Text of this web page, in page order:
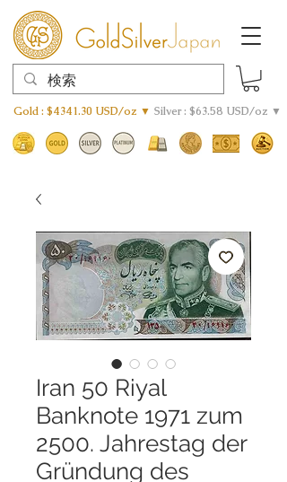
Gold : $4341.30 USD/oz ▼ Silver : $63.58 USD/oz ▼
Iran 50 Riyal
Banknote 1971 zum
2500. Jahrestag der
Gründung des